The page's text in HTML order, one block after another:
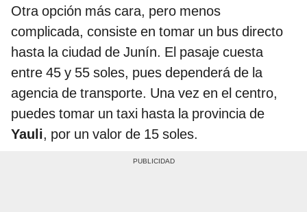
Otra opción más cara, pero menos
complicada, consiste en tomar un bus directo
hasta la ciudad de Junín. El pasaje cuesta
entre 45 y 55 soles, pues dependerá de la
agencia de transporte. Una vez en el centro,
puedes tomar un taxi hasta la provincia de
Yauli, por un valor de 15 soles.